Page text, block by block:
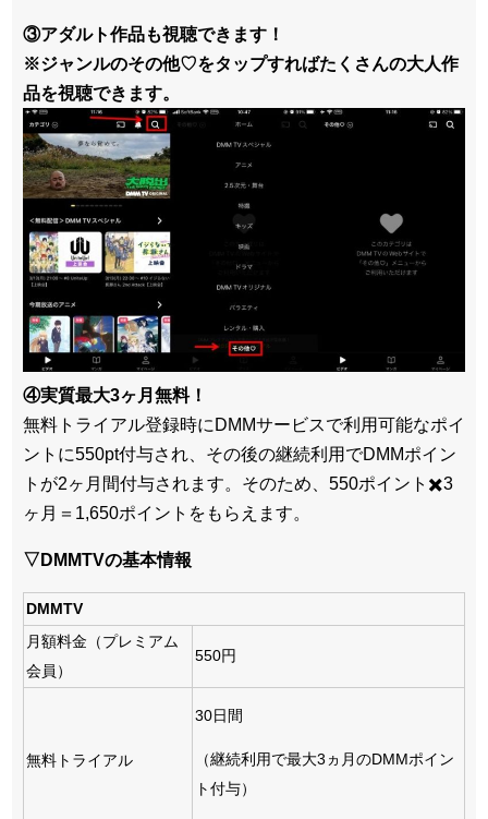
③アダルト作品も視聴できます！
※ジャンルのその他♡をタップすればたくさんの大人作
品を視聴できます。
④実質最大3ヶ月無料！
無料トライアル登録時にDMMサービスで利用可能なポイ
ントに550pt付与され、その後の継続利用でDMMポイン
トが2ヶ月間付与されます。そのため、550ポイント✖️3
ヶ月＝1,650ポイントをもらえます。
▽DMMTVの基本情報
DMMTV
月額料金（プレミアム
会員）
550円
無料トライアル
30日間
（継続利用で最大3ヵ月のDMMポイン
ト付与）